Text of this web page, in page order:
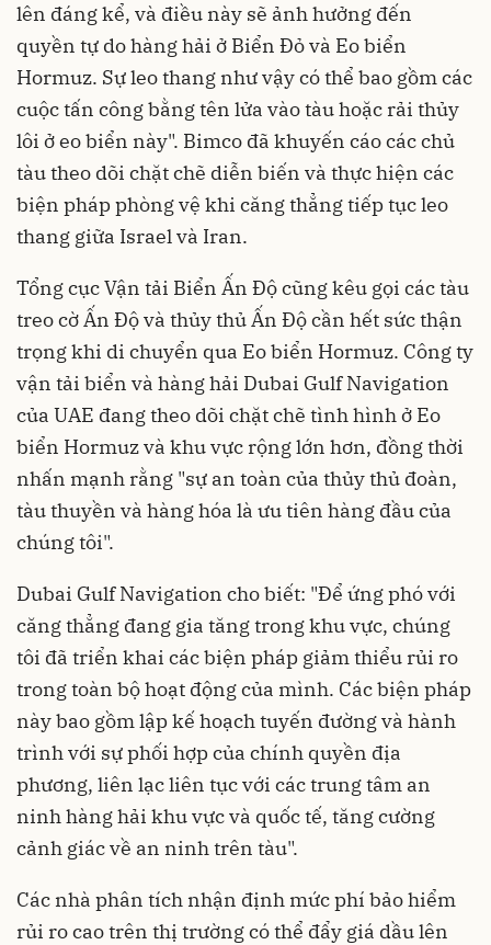
lên đáng kể, và điều này sẽ ảnh hưởng đến
quyền tự do hàng hải ở Biển Đỏ và Eo biển
Hormuz. Sự leo thang như vậy có thể bao gồm các
cuộc tấn công bằng tên lửa vào tàu hoặc rải thủy
lôi ở eo biển này". Bimco đã khuyến cáo các chủ
tàu theo dõi chặt chẽ diễn biến và thực hiện các
biện pháp phòng vệ khi căng thẳng tiếp tục leo
thang giữa Israel và Iran.
Tổng cục Vận tải Biển Ấn Độ cũng kêu gọi các tàu
treo cờ Ấn Độ và thủy thủ Ấn Độ cần hết sức thận
trọng khi di chuyển qua Eo biển Hormuz. Công ty
vận tải biển và hàng hải Dubai Gulf Navigation
của UAE đang theo dõi chặt chẽ tình hình ở Eo
biển Hormuz và khu vực rộng lớn hơn, đồng thời
nhấn mạnh rằng "sự an toàn của thủy thủ đoàn,
tàu thuyền và hàng hóa là ưu tiên hàng đầu của
chúng tôi".
Dubai Gulf Navigation cho biết: "Để ứng phó với
căng thẳng đang gia tăng trong khu vực, chúng
tôi đã triển khai các biện pháp giảm thiểu rủi ro
trong toàn bộ hoạt động của mình. Các biện pháp
này bao gồm lập kế hoạch tuyến đường và hành
trình với sự phối hợp của chính quyền địa
phương, liên lạc liên tục với các trung tâm an
ninh hàng hải khu vực và quốc tế, tăng cường
cảnh giác về an ninh trên tàu".
Các nhà phân tích nhận định mức phí bảo hiểm
rủi ro cao trên thị trường có thể đẩy giá dầu lên